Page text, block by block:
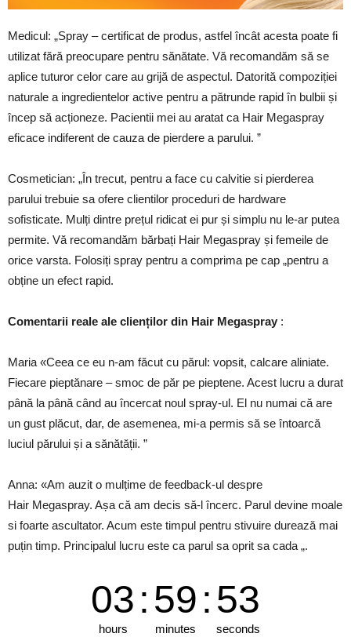
Medicul: „Spray – certificat de produs, astfel încât acesta poate fi
utilizat fără preocupare pentru sănătate. Vă recomandăm să se
aplice tuturor celor care au grijă de aspectul. Datorită compoziției
naturale a ingredientelor active pentru a pătrunde rapid în bulbii și
încep să acționeze. Pacientii mei au aratat ca Hair Megaspray
eficace indiferent de cauza de pierdere a parului. ”
Cosmetician: „În trecut, pentru a face cu calvitie si pierderea
parului trebuie sa ofere clientilor proceduri de hardware
sofisticate. Mulți dintre prețul ridicat ei pur și simplu nu le-ar putea
permite. Vă recomandăm bărbați Hair Megaspray și femeile de
orice varsta. Folosiți spray pentru a comprima pe cap „pentru a
obține un efect rapid.
Comentarii reale ale clienților din Hair Megaspray :
Maria «Ceea ce eu n-am făcut cu părul: vopsit, calcare aliniate.
Fiecare pieptănare – smoc de păr pe pieptene. Acest lucru a durat
până la până când au încercat noul spray-ul. El nu numai că are
un gust plăcut, dar, de asemenea, mi-a permis să se întoarcă
luciul părului și a sănătății. ”
Anna: «Am auzit o mulțime de feedback-ul despre
Hair Megaspray. Așa că am decis să-l încerc. Parul devine moale
si foarte ascultator. Acum este timpul pentru stivuire durează mai
puțin timp. Principalul lucru este ca parul sa oprit sa cada „.
03
hours
:59
minutes
:52
seconds